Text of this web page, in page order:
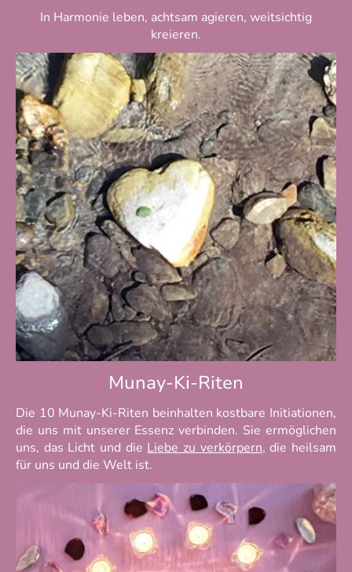
In Harmonie leben, achtsam agieren, weitsichtig
kreieren.
Munay-Ki-Riten
Die 10 Munay-Ki-Riten beinhalten kostbare Initiationen,
die uns mit unserer Essenz verbinden. Sie ermöglichen
uns, das Licht und dieLiebe zu verkörpern, die heilsam
für uns und die Welt ist.